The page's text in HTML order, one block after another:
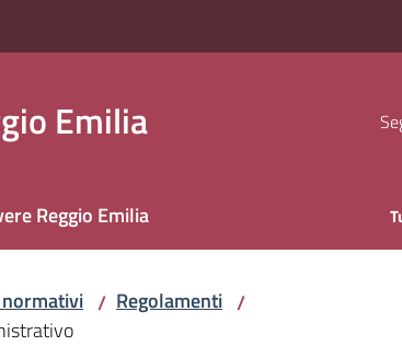
Emilia
Reggio Emilia
/ Regolamenti /